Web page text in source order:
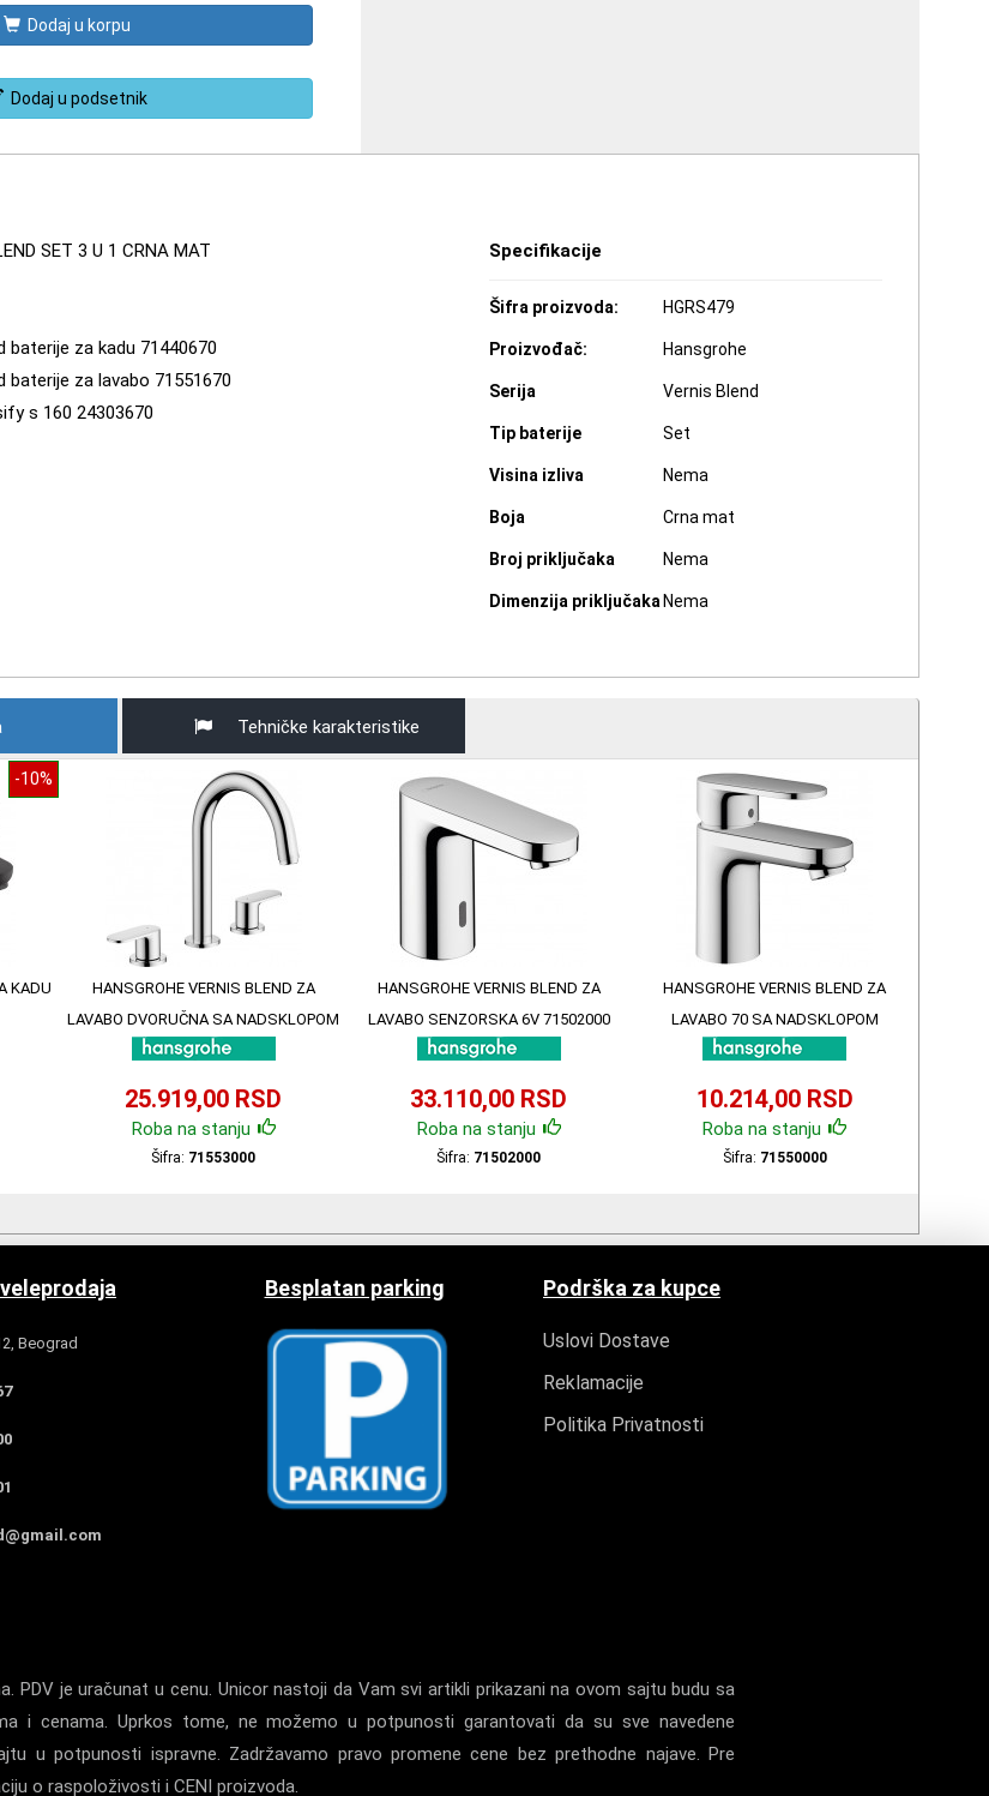
Dodaj u korpu
Dodaj u podsetnik
SET 3 U 1 CRNA MAT
baterije za kadu 71440670
baterije za lavabo 71551670
s 160 24303670
Specifikacije
Šifra proizvoda: HGRS479
Proizvođač: Hansgrohe
Serija Vernis Blend
Tip baterije Set
Visina izliva Nema
Boja Crna mat
Broj priključaka Nema
Dimenzija priključaka Nema
Tehničke karakteristike
-10%
KADU
HANSGROHE VERNIS BLEND ZA
LAVABO DVORUČNA SA NADSKLOPOM
71553000
25.919,00 RSD
Roba na stanju
Šifra: 71553000
HANSGROHE VERNIS BLEND ZA
LAVABO SENZORSKA 6V 71502000
33.110,00 RSD
Roba na stanju
Šifra: 71502000
HANSGROHE VERNIS BLEND ZA
LAVABO 70 SA NADSKLOPOM
71550000
10.214,00 RSD
Roba na stanju
Šifra: 71550000
Beograd
Besplatan parking Podrška za kupce
Uslovi Dostave
Reklamacije
Politika Privatnosti
PDV je uračunat u cenu. Unicor nastoji da Vam svi artikli prikazani na ovom sajtu budu sa
i cenama. Uprkos tome, ne možemo u potpunosti garantovati da su sve navedene
u potpunosti ispravne. Zadržavamo pravo promene cene bez prethodne najave. Pre
o raspoloživosti i CENI proizvoda.